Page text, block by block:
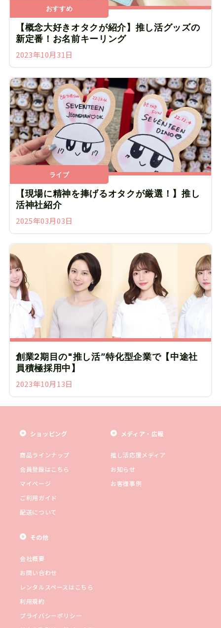
おすすめ
【概念大好きオタクが紹介】推し活グッズの
新定番！お名前キーリング
2023年10月31日
ライブ
【現場に精神を捧げるオタクが厳選！】推し
活神社紹介
2025年03月03日
創業2期目の"推し活”特化型企業で【中途社
員積極採用中】
2023年10月13日
ショッピング
商品ラインナップ
会員登録はこちら
マイページ
ご利用ガイド
配送について
メディア・広報
推し活応援メディア
お知らせ
お客様事例
その他
会社概要
お問い合わせ
レンタルスペースはこちら
利用規約
プライバシーポリシー